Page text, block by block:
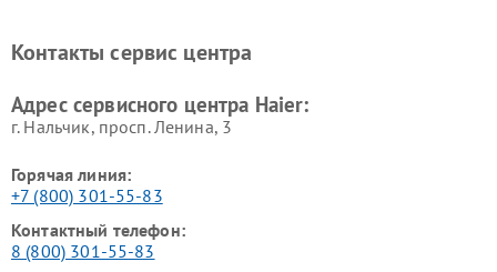
Ремонт роботов-пылесосов
Ремонт посудомоечных
Контакты сервис центра
Адрес сервисного центра Haier:
г. Нальчик, просп. Ленина, 3
Горячая линия:
+7 (800) 301-55-83
Контактный телефон:
8 (800) 301-55-83